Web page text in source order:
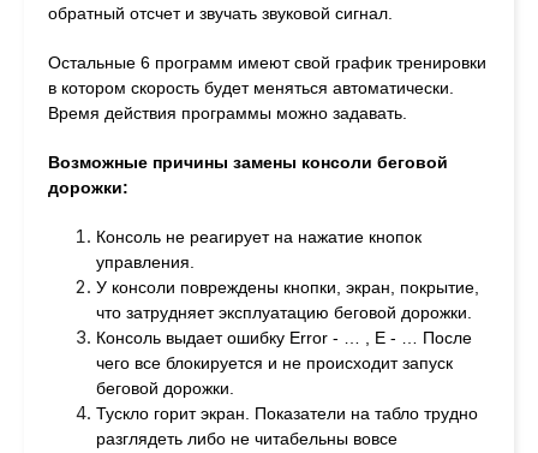
обратный отсчет и звучать звуковой сигнал.
Остальные 6 программ имеют свой график тренировки
в котором скорость будет меняться автоматически.
Время действия программы можно задавать.
Возможные причины замены консоли беговой
дорожки:
Консоль не реагирует на нажатие кнопок
управления.
У консоли повреждены кнопки, экран, покрытие,
что затрудняет эксплуатацию беговой дорожки.
Консоль выдает ошибку Error - … , E - … После
чего все блокируется и не происходит запуск
беговой дорожки.
Тускло горит экран. Показатели на табло трудно
разглядеть либо не читабельны вовсе